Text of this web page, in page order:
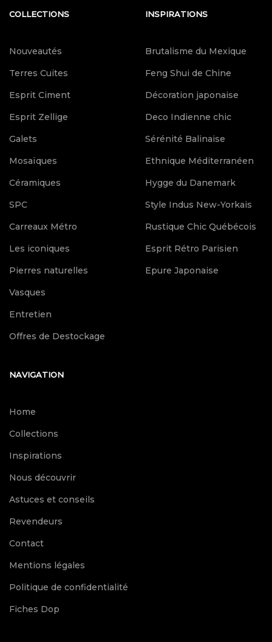
COLLECTIONS
Nouveautés
Terres Cuites
Esprit Ciment
Esprit Zellige
Galets
Mosaïques
Céramiques
SPC
Carreaux Métro
Les iconiques
Pierres naturelles
Vasques
Entretien
Offres de Destockage
INSPIRATIONS
Brutalisme du Mexique
Feng Shui de Chine
Décoration japonaise
Deco Indienne chic
Sérénité Balinaise
Ethnique Méditerranéen
Hygge du Danemark
Style Indus New-Yorkais
Rustique Chic Québécois
Esprit Rétro Parisien
Epure Japonaise
NAVIGATION
Home
Collections
Inspirations
Nous découvrir
Astuces et conseils
Revendeurs
Contact
Mentions légales
Politique de confidentialité
Fiches Dop